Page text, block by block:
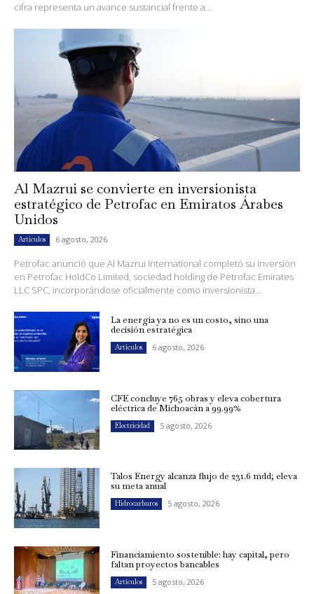
cifra representa un avance sustancial frente a...
Al Mazrui se convierte en inversionista
estratégico de Petrofac en Emiratos Árabes
Unidos
Artículos 6 agosto, 2026
Petrofac anunció que Al Mazrui International completó su inversión
en Petrofac HoldCo Limited, sociedad holding de Petrofac Emirates
LLC SPC, incorporándose oficialmente como inversionista...
La energía ya no es un costo, sino una
decisión estratégica
Artículos 6 agosto, 2026
CFE concluye 765 obras y eleva cobertura
eléctrica de Michoacán a 99.99%
Electricidad 5 agosto, 2026
Talos Energy alcanza flujo de 231.6 mdd; eleva
su meta anual
Hidrocarburos 5 agosto, 2026
Financiamiento sostenible: hay capital, pero
faltan proyectos bancables
Artículos 5 agosto, 2026